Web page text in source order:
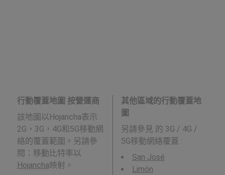
行動覆蓋地圖 按營運商
該地圖以Hojancha表示
2G，3G，4G和5G移動網
絡的覆蓋範圍。另請參
閱：移動比特率以
Hojancha映射。
其他區域的行動覆蓋地
圖
另請參見 的 3G / 4G /
5G移動網絡覆蓋 :
San José
Limón